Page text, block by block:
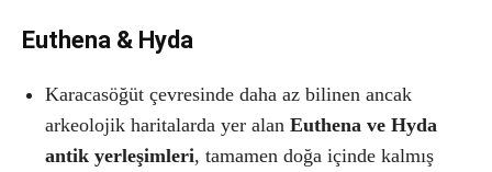
Euthena & Hyda
Karacasöğüt çevresinde daha az bilinen ancak
arkeolojik haritalarda yer alan Euthena ve Hyda
antik yerleşimleri, tamamen doğa içinde kalmış